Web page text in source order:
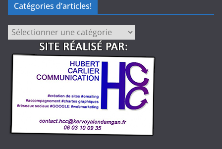
Catégories d’articles!
Catégories